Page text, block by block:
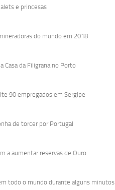
e princesas
do mundo em 2018
Casa da Filigrana no Porto
90 empregados em Sergipe
de torcer por Portugal
a aumentar reservas de Ouro
todo o mundo durante alguns minutos